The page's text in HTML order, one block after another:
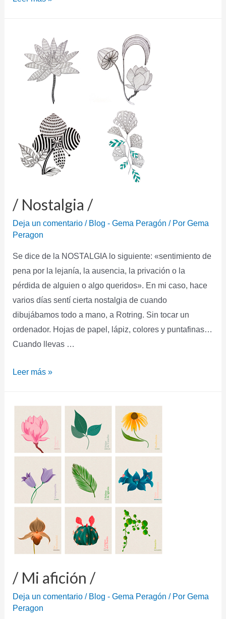
/ Nostalgia /
Deja un comentario / Blog - Gema Peragón / Por Gema
Peragon
Se dice de la NOSTALGIA lo siguiente: «sentimiento de
pena por la lejanía, la ausencia, la privación o la
pérdida de alguien o algo queridos». En mi caso, hace
varios días sentí cierta nostalgia de cuando
dibujábamos todo a mano, a Rotring. Sin tocar un
ordenador. Hojas de papel, lápiz, colores y puntafinas…
Cuando llevas …
Leer más »
/ Mi afición /
Deja un comentario / Blog - Gema Peragón / Por Gema
Peragon